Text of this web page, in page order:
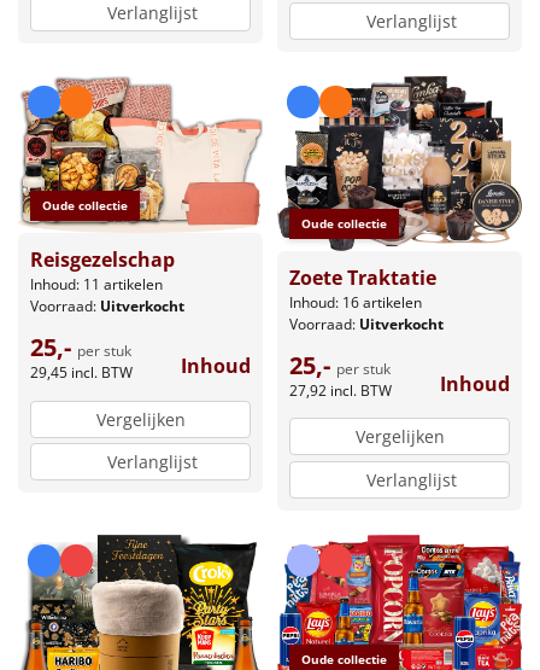
Verlanglijst
Verlanglijst
Oude collectie
Reisgezelschap
Inhoud: 11 artikelen
Voorraad: Uitverkocht
25,- per stuk
29,45 incl. BTW Inhoud
Vergelijken
Verlanglijst
Oude collectie
Zoete Traktatie
Inhoud: 16 artikelen
Voorraad: Uitverkocht
25,- per stuk
27,92 incl. BTW Inhoud
Vergelijken
Verlanglijst
Oude collectie